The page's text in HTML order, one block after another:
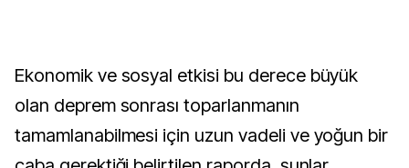
Ekonomik ve sosyal etkisi bu derece büyük
olan deprem sonrası toparlanmanın
tamamlanabilmesi için uzun vadeli ve yoğun bir